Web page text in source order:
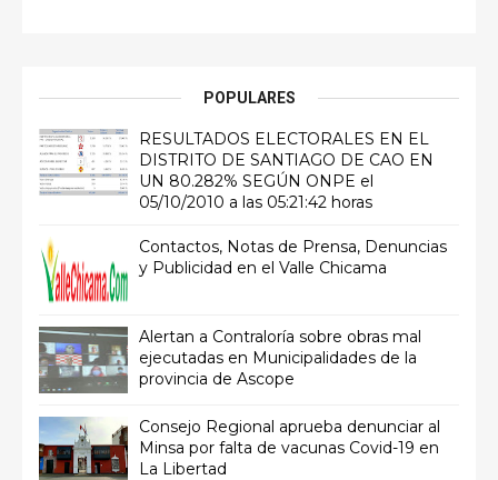
POPULARES
RESULTADOS ELECTORALES EN EL
DISTRITO DE SANTIAGO DE CAO EN
UN 80.282% SEGÚN ONPE el
05/10/2010 a las 05:21:42 horas
Contactos, Notas de Prensa, Denuncias
y Publicidad en el Valle Chicama
Alertan a Contraloría sobre obras mal
ejecutadas en Municipalidades de la
provincia de Ascope
Consejo Regional aprueba denunciar al
Minsa por falta de vacunas Covid-19 en
La Libertad